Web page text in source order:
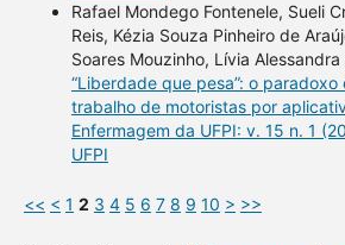
Rafael Mondego Fontenele, Sueli
Reis, Kézia Souza Pinheiro de
Soares Mouzinho, Lívia
“Liberdade que pesa”: o
trabalho de motoristas por
Enfermagem da UFPI: v. 15 n. 1
UFPI
<< < 1 2 3 4 5 6 7 8 9 10 > >>